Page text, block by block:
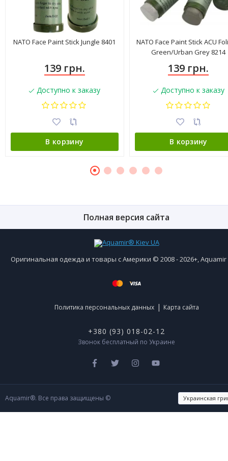
NATO Face Paint Stick Jungle 8401
139 грн.
Доступно к заказу
В корзину
NATO Face Paint Stick ACU
Green/Urban Grey 8214
139 грн.
Доступно к заказу
В корзину
Полная версия сайта
Оригинальная одежда и товары с Америки © 2008 - 2026+,
Политика персональных данных | Карта сайта
+380 (93) 018-02-12
Звонок бесплатный по Украине
Aquamir®. Все права защищены ©